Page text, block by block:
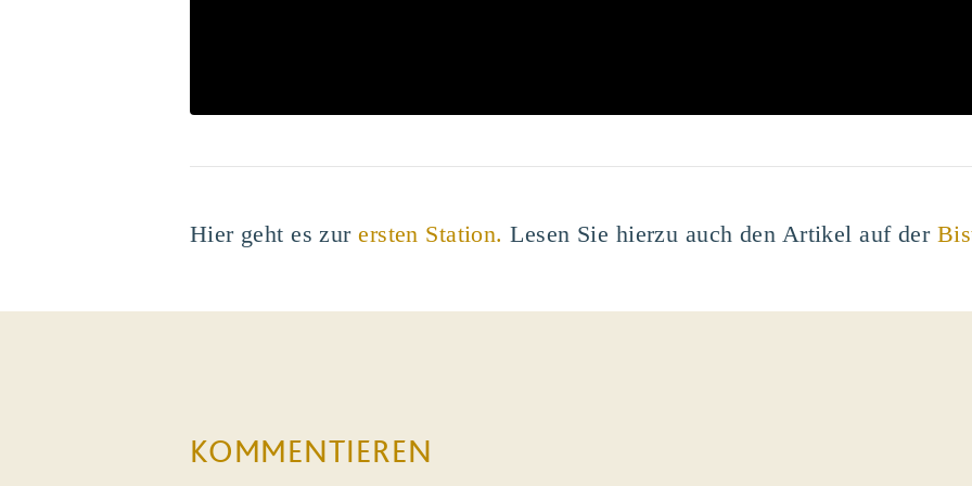
Hier geht es zurersten Station. Lesen Sie hierzu auch den Artikel auf der
KOMMENTIEREN